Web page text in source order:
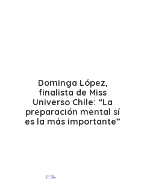
Dominga López,
finalista de Miss
Universo Chile: “La
preparación mental sí
es la más importante”